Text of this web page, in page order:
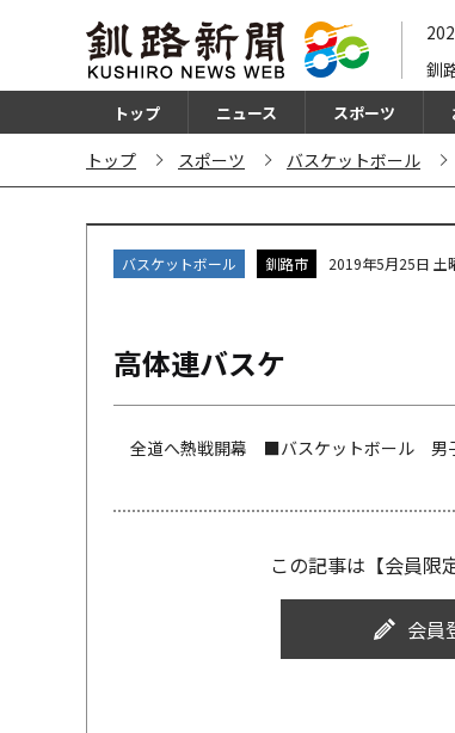
釧
トップ ニュース スポーツ
トップ スポーツ バスケットボール
バスケットボール 釧路市 2019年5月25日 土
高体連バスケ
全道へ熱戦開幕 ■バスケットボール 男子
この記事は【会員限
会員